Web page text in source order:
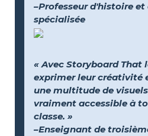
–Professeur d'histoire
spécialisée
« Avec Storyboard That
exprimer leur créativité
une multitude de
vraiment accessible à
classe. »
–Enseignant de